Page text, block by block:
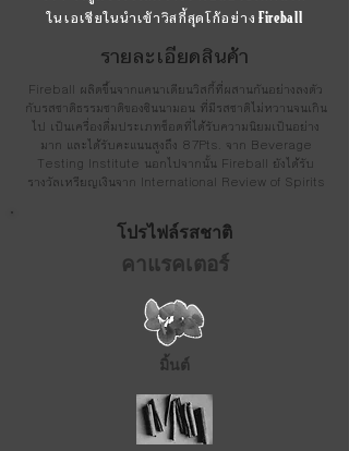
ในเอเชียในนำเข้าวิสกี้สุดโก้อย่าง Fireball
รายละเอียดสินค้า
Fireball ผลิตขึ้นจากแคนาเดียนวิสกี้ที่ผสานกันอย่างลงตัว
กับรสชาติธรรมชาติของซินนามอน ที่มีรสชาติไม่หวานจนเกิน
ไป เป็นเครื่องดื่มประเภทช็อตที่ได้รับความนิยมเป็นอย่าง
มาก และได้รับคะแนนสูงถึง 87Pts. จาก Beverage
Testing Institute นอกไปจากนั้น Fireball ยังได้รับ
รางวัลเหรียญเงินจาก International Review of Spirits
โปรไฟล์รสชาติ
คาแรคเตอร์
มิ้นต์